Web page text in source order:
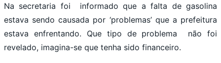
Na secretaria foi informado que a falta de gasolina
estava sendo causada por ‘problemas’ que a prefeitura
estava enfrentando. Que tipo de problema não foi
revelado, imagina-se que tenha sido financeiro.